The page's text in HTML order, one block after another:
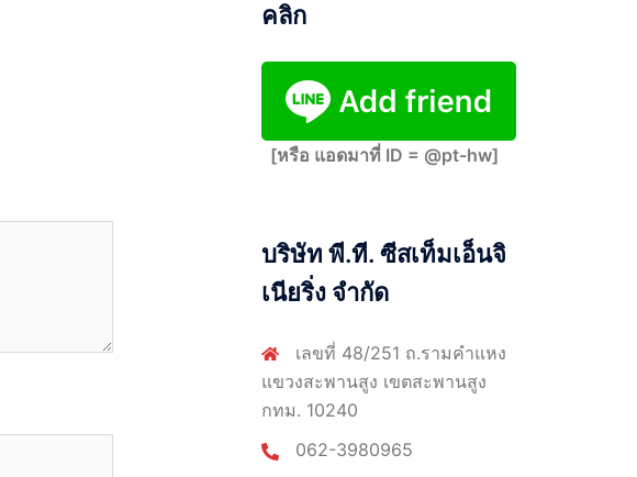
คลิก
[หรือ แอดมาที่ ID = @pt-hw]
บริษัท พี.ที. ซีสเท็มเอ็นจิ
เนียริ่ง จำกัด
เลขที่ 48/251 ถ.รามคำแหง
แขวงสะพานสูง เขตสะพานสูง
กทม. 10240
062-3980965